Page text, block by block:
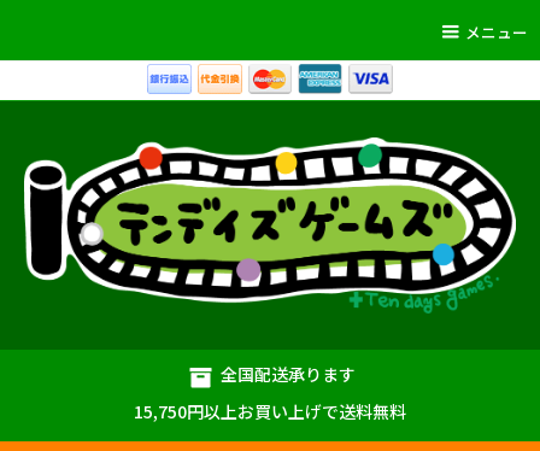
メニュー
全国配送承ります
15,750円以上お買い上げで送料無料